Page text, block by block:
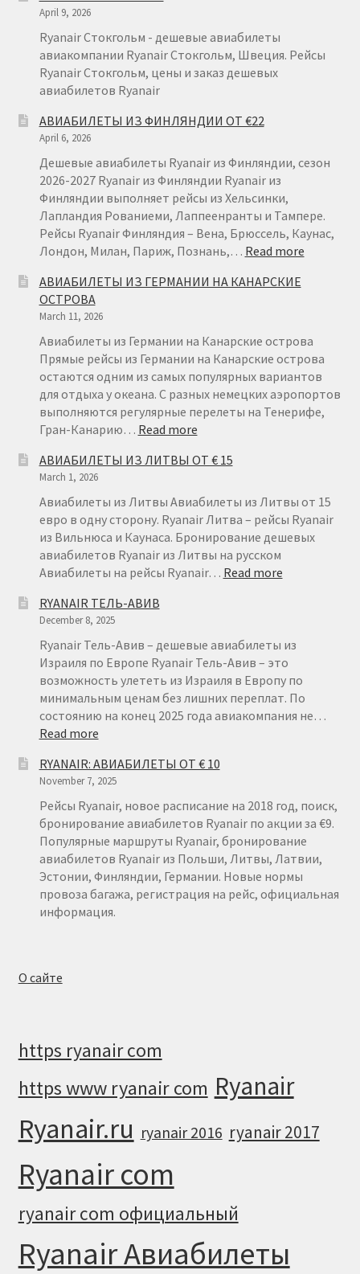
April 9, 2026
Ryanair Стокгольм - дешевые авиабилеты
авиакомпании Ryanair Стокгольм, Швеция. Рейсы
Ryanair Стокгольм, цены и заказ дешевых
авиабилетов Ryanair
АВИАБИЛЕТЫ ИЗ ФИНЛЯНДИИ ОТ €22
April 6, 2026
Дешевые авиабилеты Ryanair из Финляндии, сезон
2026-2027 Ryanair из Финляндии Ryanair из
Финляндии выполняет рейсы из Хельсинки,
Лапландия Рованиеми, Лаппеенранты и Тампере.
Рейсы Ryanair Финляндия – Вена, Брюссель, Каунас,
Лондон, Милан, Париж, Познань,… Read more:
€22
АВИАБИЛЕТЫ ИЗ ГЕРМАНИИ НА КАНАРСКИЕ
ОСТРОВА
March 11, 2026
Авиабилеты из Германии на Канарские острова
Прямые рейсы из Германии на Канарские острова
остаются одним из самых популярных вариантов
для отдыха у океана. С разных немецких аэропортов
выполняются регулярные перелеты на Тенерифе,
Гран-Канарию… Read more:
ИЗ
НА
КАНАРСКИЕ
ОСТРОВА
АВИАБИЛЕТЫ ИЗ ЛИТВЫ ОТ € 15
March 1, 2026
Авиабилеты из Литвы Авиабилеты из Литвы от 15
евро в одну сторону. Ryanair Литва – рейсы Ryanair
из Вильнюса и Каунаса. Бронирование дешевых
авиабилетов Ryanair из Литвы на русском
Авиабилеты на рейсы Ryanair… Read more:
ОТ
€
15
RYANAIR ТЕЛЬ-АВИВ
December 8, 2025
Ryanair Тель-Авив – дешевые авиабилеты из
Израиля по Европе Ryanair Тель-Авив – это
возможность улететь из Израиля в Европу по
минимальным ценам без лишних переплат. По
состоянию на конец 2025 года авиакомпания не…
Read more:
ТЕЛЬ-
АВИВ
RYANAIR: АВИАБИЛЕТЫ ОТ € 10
November 7, 2025
Рейсы Ryanair, новое расписание на 2018 год, поиск,
бронирование авиабилетов Ryanair по акции за €9.
Популярные маршруты Ryanair, бронирование
авиабилетов Ryanair из Польши, Литвы, Латвии,
Эстонии, Финляндии, Германии. Новые нормы
провоза багажа, регистрация на рейс, официальная
информация.
О сайте
https ryanair com
https www ryanair com Ryanair
Ryanair.ru ryanair 2016 ryanair 2017
Ryanair com
ryanair com официальный
Ryanair Авиабилеты